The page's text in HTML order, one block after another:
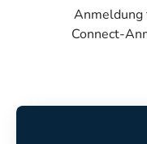
Anmeldung
Connect-